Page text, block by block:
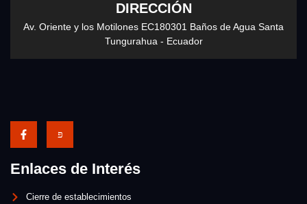
DIRECCIÓN
Av. Oriente y los Motilones EC180301 Baños de Agua Santa
Tungurahua - Ecuador
Enlaces de Interés
Cierre de establecimientos